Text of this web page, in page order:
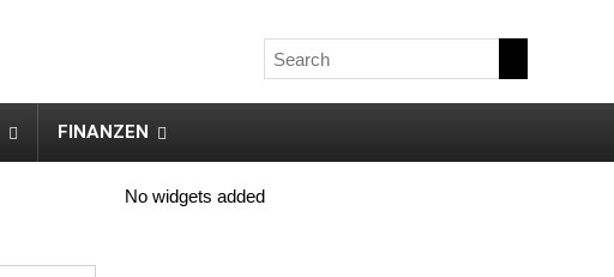
FINANZEN
No widgets added